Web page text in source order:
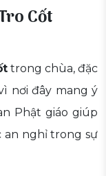
Cốt
trong chùa, đặc
nơi đây mang ý
Phật giáo giúp
an nghỉ trong sự